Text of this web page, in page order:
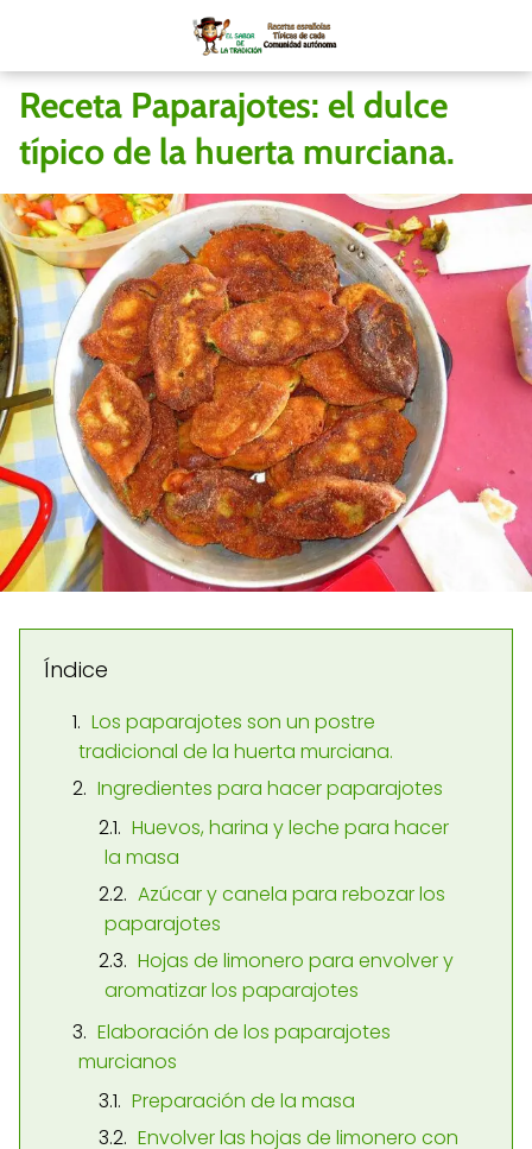
Receta Paparajotes: el dulce
típico de la huerta murciana.
Índice
Los paparajotes son un postre
tradicional de la huerta murciana.
Ingredientes para hacer paparajotes
Huevos, harina y leche para hacer
la masa
Azúcar y canela para rebozar los
paparajotes
Hojas de limonero para envolver y
aromatizar los paparajotes
Elaboración de los paparajotes
murcianos
Preparación de la masa
Envolver las hojas de limonero con